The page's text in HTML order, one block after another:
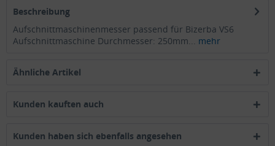
Beschreibung
Aufschnittmaschinenmesser passend für Bizerba VS6
Aufschnittmaschine Durchmesser: 250mm... mehr
Ähnliche Artikel
Kunden kauften auch
Kunden haben sich ebenfalls angesehen